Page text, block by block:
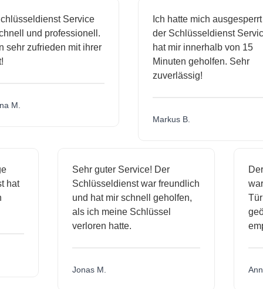
Service
und professionell.
zufrieden mit ihrer
M.
Ich hatte mich ausgesperrt
der Schlüsseldienst Service
hat mir innerhalb von 15
Minuten geholfen. Sehr
zuverlässig!
Markus B.
hat
Sehr guter Service! Der
Schlüsseldienst war freundlich
und hat mir schnell geholfen,
als ich meine Schlüssel
verloren hatte.
Jonas M.